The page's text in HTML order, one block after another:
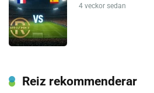
4 veckor sedan
Reiz rekommenderar